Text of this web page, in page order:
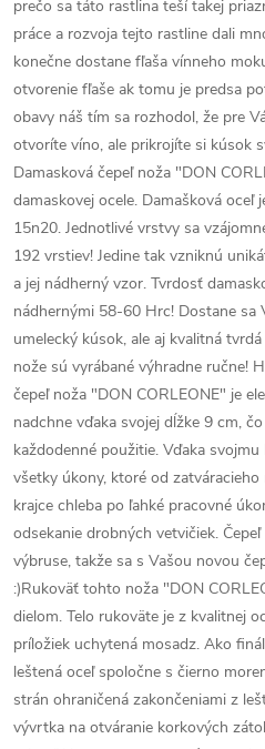
prečo sa táto rastlina teší takej
práce a rozvoja tejto rastline dali
konečne dostane fľaša vínneho
otvorenie fľaše ak tomu je predsa
obavy náš tím sa rozhodol, že pre
otvoríte víno, ale prikrojíte si kúsok
Damasková čepeľ noža "DON
damaskovej ocele. Damašková oceľ
15n20. Jednotlivé vrstvy sa
192 vrstiev! Jedine tak vzniknú
a jej nádherný vzor. Tvrdosť
nádhernými 58-60 Hrc! Dostane sa
umelecký kúsok, ale aj kvalitná
nože sú vyrábané výhradne ručne!
čepeľ noža "DON CORLEONE" je
nadchne vďaka svojej dĺžke 9 cm,
každodenné použitie. Vďaka
všetky úkony, ktoré od
krajce chleba po ľahké pracovné
odsekanie drobných vetvičiek.
výbruse, takže sa s Vašou novou
:)Rukoväť tohto noža "DON
dielom. Telo rukoväte je z kvalitnej
príložiek uchytená mosadz. Ako
leštená oceľ spoločne s čierno
strán ohraničená zakončeniami z
vývrtka na otváranie korkových